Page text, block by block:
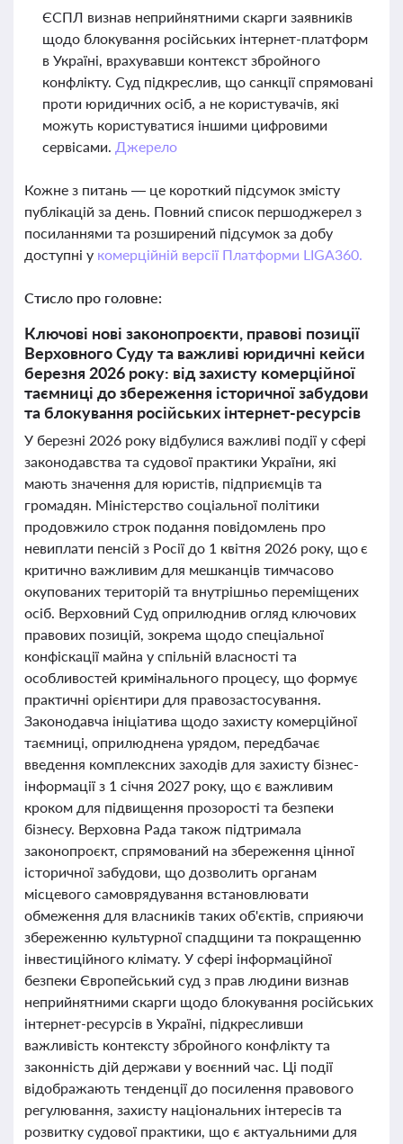
ЄСПЛ визнав неприйнятними скарги заявників
щодо блокування російських інтернет-платформ
в Україні, врахувавши контекст збройного
конфлікту. Суд підкреслив, що санкції спрямовані
проти юридичних осіб, а не користувачів, які
можуть користуватися іншими цифровими
сервісами. Джерело
Кожне з питань — це короткий підсумок змісту
публікацій за день. Повний список першоджерел з
посиланнями та розширений підсумок за добу
доступні у комерційній версії Платформи LIGA360.
Стисло про головне:
Ключові нові законопроєкти, правові позиції
Верховного Суду та важливі юридичні кейси
березня 2026 року: від захисту комерційної
таємниці до збереження історичної забудови
та блокування російських інтернет-ресурсів
У березні 2026 року відбулися важливі події у сфері
законодавства та судової практики України, які
мають значення для юристів, підприємців та
громадян. Міністерство соціальної політики
продовжило строк подання повідомлень про
невиплати пенсій з Росії до 1 квітня 2026 року, що є
критично важливим для мешканців тимчасово
окупованих територій та внутрішньо переміщених
осіб. Верховний Суд оприлюднив огляд ключових
правових позицій, зокрема щодо спеціальної
конфіскації майна у спільній власності та
особливостей кримінального процесу, що формує
практичні орієнтири для правозастосування.
Законодавча ініціатива щодо захисту комерційної
таємниці, оприлюднена урядом, передбачає
введення комплексних заходів для захисту бізнес-
інформації з 1 січня 2027 року, що є важливим
кроком для підвищення прозорості та безпеки
бізнесу. Верховна Рада також підтримала
законопроєкт, спрямований на збереження цінної
історичної забудови, що дозволить органам
місцевого самоврядування встановлювати
обмеження для власників таких об'єктів, сприяючи
збереженню культурної спадщини та покращенню
інвестиційного клімату. У сфері інформаційної
безпеки Європейський суд з прав людини визнав
неприйнятними скарги щодо блокування російських
інтернет-ресурсів в Україні, підкресливши
важливість контексту збройного конфлікту та
законність дій держави у воєнний час. Ці події
відображають тенденції до посилення правового
регулювання, захисту національних інтересів та
розвитку судової практики, що є актуальними для